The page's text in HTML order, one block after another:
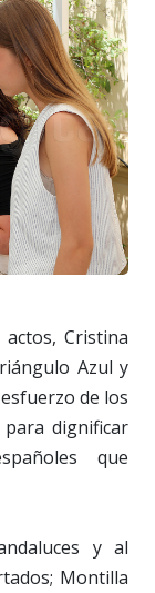
Cristina
Azul y
de los
dignificar
que
y al
Montilla